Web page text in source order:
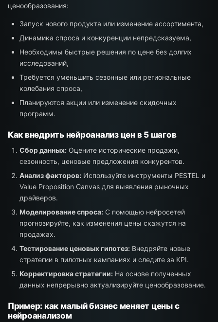
ценообразования:
Запуск нового продукта или изменение ассортимента,
Динамика спроса и конкуренции непредсказуема,
Необходимы быстрые решения по цене без долгих
исследований,
Требуется уменьшить сезонные или региональные
колебания спроса,
Планируются акции или изменение скидочных
программ.
Как внедрить нейроанализ цен в 5 шагов
Сбор данных: Оцените исторические продажи,
сезонность, ценовые предложения конкурентов.
Анализ факторов: Используйте инструменты PESTEL и
Value Proposition Canvas для выявления рыночных
драйверов.
Моделирование спроса: С помощью нейросетей
прогнозируйте, как изменения цены скажутся на
продажах.
Тестирование ценовых гипотез: Внедряйте новые
стратегии в пилотных кампаниях и следите за KPI.
Корректировка стратегии: На основе полученных
данных непрерывно актуализируйте ценообразование.
Пример: как малый бизнес меняет цены с
нейроанализом